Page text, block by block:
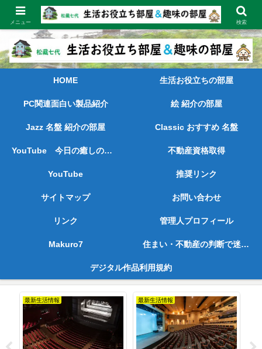
長く続けてきた経験と実績をもとに、喜ばれ、お役に立てる情報を発信しま
す。
HOME 生活お役立ちの部屋
PC関連面白い製品紹介 絵 紹介の部屋
Jazz 名盤 紹介の部屋 Classic おすすめ 名盤
YouTube 今日の癒しの動画 不動産資格取得
YouTube 推奨リンク
サイトマップ お問い合わせ
リンク 管理人プロフィール
Makuro7 住まい・不動産の判断で迷っている方へ ― 売られずに、考えを整理したい方のために ―
デジタル作品利用規約
最新生活情報 最新生活情報
メニュー 検索